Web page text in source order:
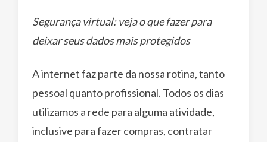
Segurança virtual: veja o que fazer para
deixar seus dados mais protegidos
A internet faz parte da nossa rotina, tanto
pessoal quanto profissional. Todos os dias
utilizamos a rede para alguma atividade,
inclusive para fazer compras, contratar